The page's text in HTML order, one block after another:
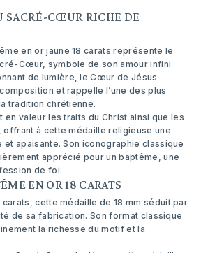
SACRÉ-CŒUR RICHE DE
en or jaune 18 carats représente le
Cœur, symbole de son amour infini
de lumière, le Cœur de Jésus
et rappelle l’une des plus
tradition chrétienne.
en valeur les traits du Christ ainsi que les
à cette médaille religieuse une
apaisante. Son iconographie classique
apprécié pour un baptême, une
de foi.
EN OR 18 CARATS
carats, cette médaille de 18 mm séduit par
de sa fabrication. Son format classique
la richesse du motif et la